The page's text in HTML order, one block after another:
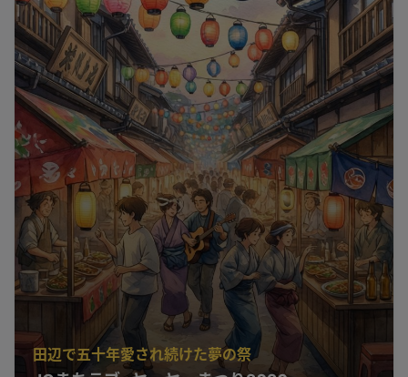
田辺で五十年愛され続けた夢の祭